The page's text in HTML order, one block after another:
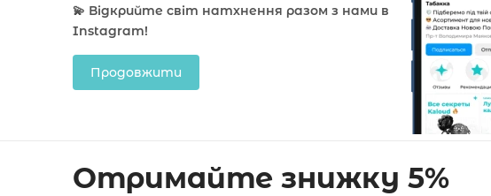
💫 Відкрийте світ натхнення разом з нами в
Instagram!
Продовжити
Отримайте знижку 5%